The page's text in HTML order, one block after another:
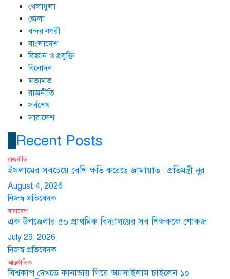
খেলাধুলা
জেলা
বন্দর নগরী
বাংলাদেশ
বিজ্ঞান ও প্রযুক্তি
বিনোদন
মতামত
রাজনীতি
সর্বশেষ
সারাদেশ
Recent Posts
রাজনীতি
ইসলামের সবচেয়ে বেশি ক্ষতি করেছে জামায়াত : প্রতিমন্ত্রী নুর
August 4, 2026
নিজস্ব প্রতিবেদক
সারাদেশ
এক উপজেলার ৫০ প্রাথমিক বিদ্যালয়ের সব শিক্ষককে শোকজ
July 29, 2026
নিজস্ব প্রতিবেদক
আন্তর্জাতিক
বিশ্বকাপ দেখতে কানাডায় গিয়ে অ্যাসাইলাম চাইলেন ১০